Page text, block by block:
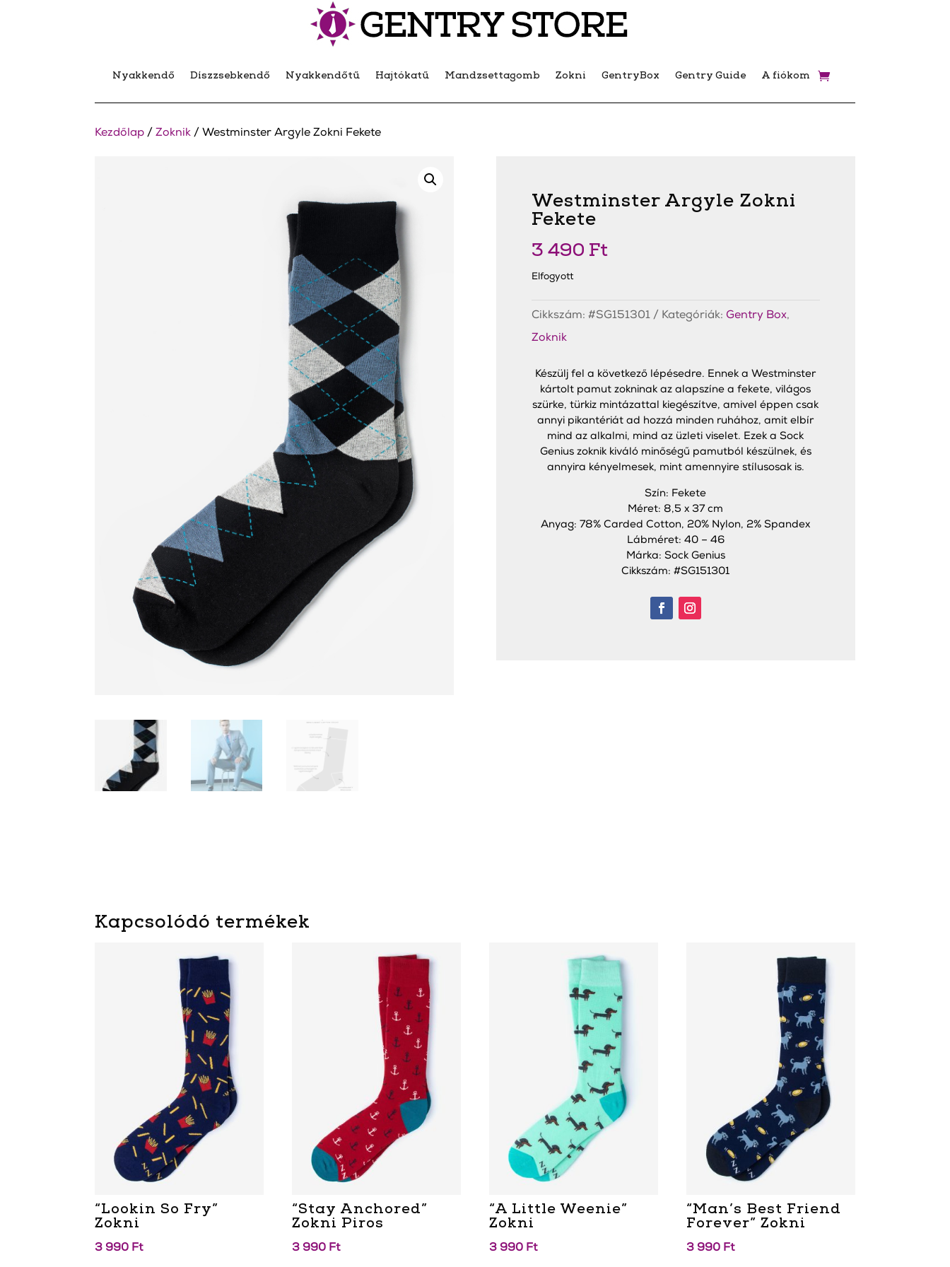
Nyakkendő Díszzsebkendő Nyakkendőtű Hajtókatű Mandzsettagomb Zokni GentryBox Gentry Guide A fiókom
Kezdőlap /Zoknik / Westminster Argyle Zokni Fekete
Westminster Argyle Zokni
Fekete
3 490 Ft
Elfogyott
Cikkszám: #SG151301 Kategóriák: Gentry Box,
Zoknik
Készülj fel a következő lépésedre. Ennek a Westminster
kártolt pamut zokninak az alapszíne a fekete, világos
szürke, türkiz mintázattal kiegészítve, amivel éppen csak
annyi pikantériát ad hozzá minden ruhához, amit elbír
mind az alkalmi, mind az üzleti viselet. Ezek a Sock
Genius zoknik kiváló minőségű pamutból készülnek, és
annyira kényelmesek, mint amennyire stílusosak is.
Szín: Fekete
Méret: 8,5 x 37 cm
Anyag: 78% Carded Cotton, 20% Nylon, 2% Spandex
Lábméret: 40 – 46
Márka: Sock Genius
Cikkszám: #SG151301
Kapcsolódó termékek
“Lookin So Fry”
Zokni
3 990 Ft
“Stay Anchored”
Zokni Piros
3 990 Ft
“A Little Weenie”
Zokni
3 990 Ft
“Man’s Best Friend
Forever” Zokni
3 990 Ft